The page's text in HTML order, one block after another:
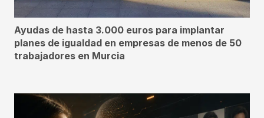
Ayudas de hasta 3.000 euros para implantar
planes de igualdad en empresas de menos de 50
trabajadores en Murcia